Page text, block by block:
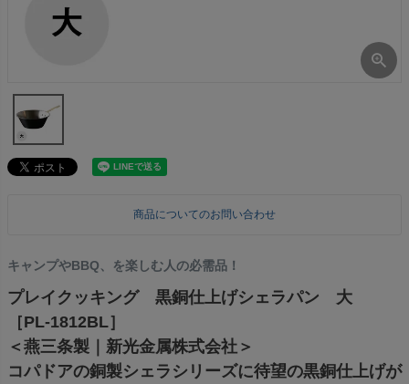
商品についてのお問い合わせ
キャンプやBBQ、を楽しむ人の必需品！
プレイクッキング 黒銅仕上げシェラパン 大
［PL-1812BL］
＜燕三条製｜新光金属株式会社＞
コパドアの銅製シェラシリーズに待望の黒銅仕上げが